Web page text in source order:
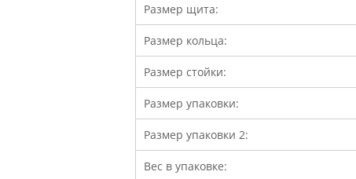
Размер щита:
Размер кольца:
Размер стойки:
Размер упаковки:
Размер упаковки 2:
Вес в упаковке: